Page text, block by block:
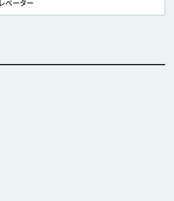
ベーター